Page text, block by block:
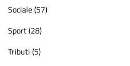
Sociale (57)
Sport (28)
Tributi (5)